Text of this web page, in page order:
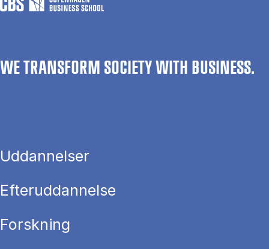
WE TRANSFORM SOCIETY WITH BUSINESS.
Uddannelser
Efteruddannelse
Forskning